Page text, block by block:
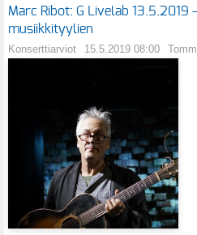
Marc Ribot: G Livelab 13.5.2019
musiikkityylien
Konserttiarviot 15.5.2019 08:00